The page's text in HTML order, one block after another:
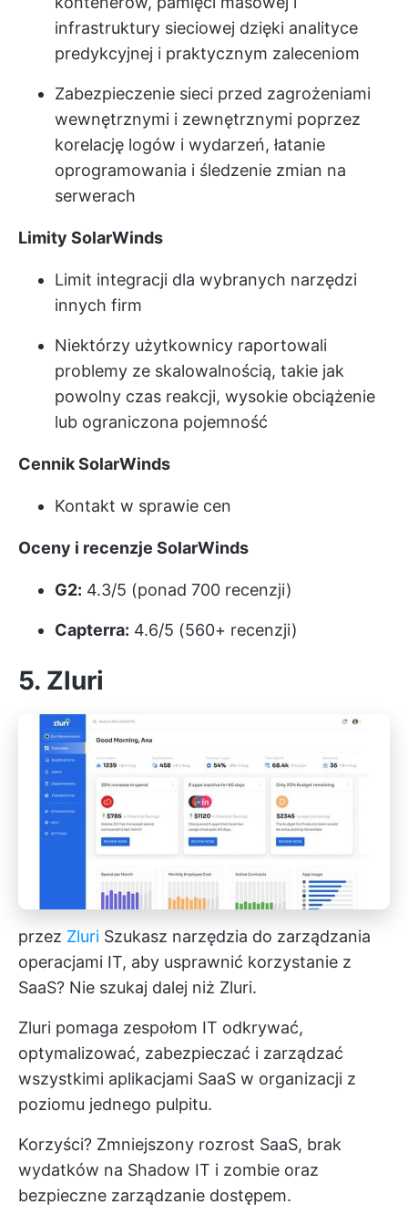
infrastruktury sieciowej dzięki analityce
predykcyjnej i praktycznym zaleceniom
Zabezpieczenie sieci przed zagrożeniami
wewnętrznymi i zewnętrznymi poprzez
korelację logów i wydarzeń, łatanie
oprogramowania i śledzenie zmian na
serwerach
Limity SolarWinds
Limit integracji dla wybranych narzędzi
innych firm
Niektórzy użytkownicy raportowali
problemy ze skalowalnością, takie jak
powolny czas reakcji, wysokie obciążenie
lub ograniczona pojemność
Cennik SolarWinds
Kontakt w sprawie cen
Oceny i recenzje SolarWinds
G2: 4.3/5 (ponad 700 recenzji)
Capterra: 4.6/5 (560+ recenzji)
5. Zluri
przez Zluri Szukasz narzędzia do zarządzania
operacjami IT, aby usprawnić korzystanie z
SaaS? Nie szukaj dalej niż Zluri.
Zluri pomaga zespołom IT odkrywać,
optymalizować, zabezpieczać i zarządzać
wszystkimi aplikacjami SaaS w organizacji z
poziomu jednego pulpitu.
Korzyści? Zmniejszony rozrost SaaS, brak
wydatków na Shadow IT i zombie oraz
bezpieczne zarządzanie dostępem.